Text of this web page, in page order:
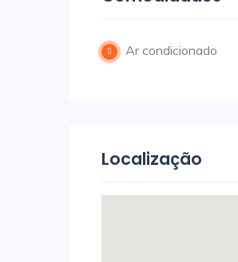
Ar condicionado
Localização